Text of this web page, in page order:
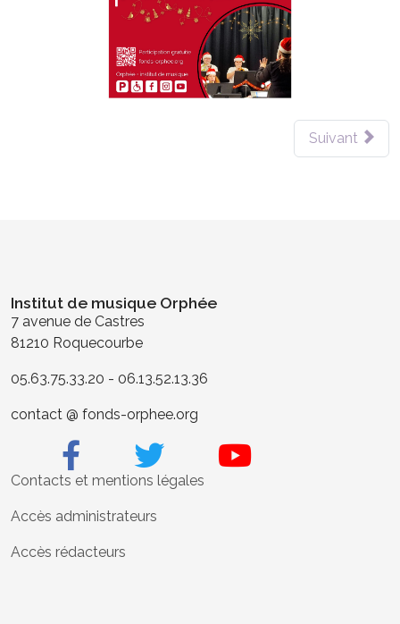
Suivant
Institut de musique Orphée
7 avenue de Castres
81210 Roquecourbe
05.63.75.33.20 - 06.13.52.13.36
contact @ fonds-orphee.org
Contacts et mentions légales
Accès administrateurs
Accès rédacteurs